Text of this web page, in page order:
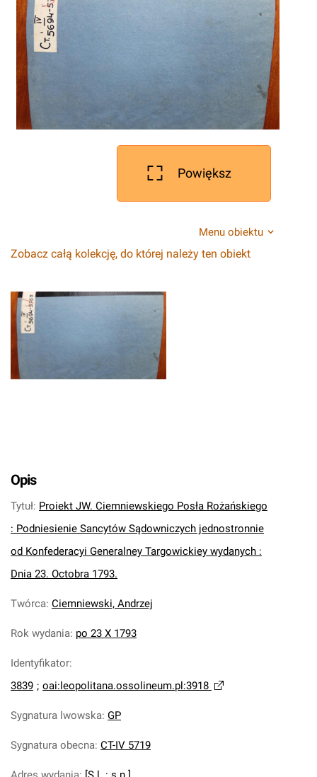
Powiększ
Menu obiektu
Zobacz całą kolekcję, do której należy ten obiekt
Opis
Tytuł: Proiekt JW. Ciemniewskiego Posła Rożańskiego
: Podniesienie Sancytów Sądowniczych jednostronnie
od Konfederacyi Generalney Targowickiey wydanych :
Dnia 23. Octobra 1793.
Twórca: Ciemniewski, Andrzej
Rok wydania: po 23 X 1793
Identyfikator:
3839 ; oai:leopolitana.ossolineum.pl:3918
Sygnatura lwowska: GP
Sygnatura obecna: CT-IV 5719